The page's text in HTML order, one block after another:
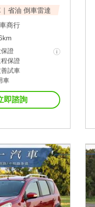
省油 倒車雷達
商行
證
程保證
試車
車
即諮詢